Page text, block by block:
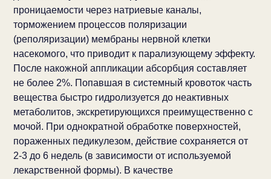
проницаемости через натриевые каналы,
торможением процессов поляризации
(реполяризации) мембраны нервной клетки
насекомого, что приводит к парализующему эффекту.
После накожной аппликации абсорбция составляет
не более 2%. Попавшая в системный кровоток часть
вещества быстро гидролизуется до неактивных
метаболитов, экскретирующихся преимущественно с
мочой. При однократной обработке поверхностей,
пораженных педикулезом, действие сохраняется от
2-3 до 6 недель (в зависимости от используемой
лекарственной формы). В качестве